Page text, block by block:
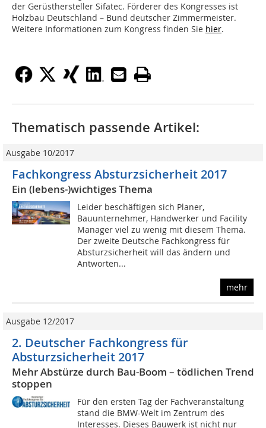
der Gerüsthersteller Sifatec. Förderer des Kongresses ist
Holzbau Deutschland – Bund deutscher Zimmermeister.
Weitere Informationen zum Kongress finden Sie hier.
Thematisch passende Artikel:
Ausgabe 10/2017
Fachkongress Absturzsicherheit 2017
Ein (lebens-)wichtiges Thema
Leider beschäftigen sich Planer,
Bauunternehmer, Handwerker und Facility
Manager viel zu wenig mit diesem Thema.
Der zweite Deutsche Fachkongress für
Absturzsicherheit will das ändern und
Antworten...
mehr
Ausgabe 12/2017
2. Deutscher Fachkongress für
Absturzsicherheit 2017
Mehr Abstürze durch Bau-Boom – tödlichen Trend
stoppen
Für den ersten Tag der Fachveranstaltung
stand die BMW-Welt im Zentrum des
Interesses. Dieses Bauwerk ist nicht nur